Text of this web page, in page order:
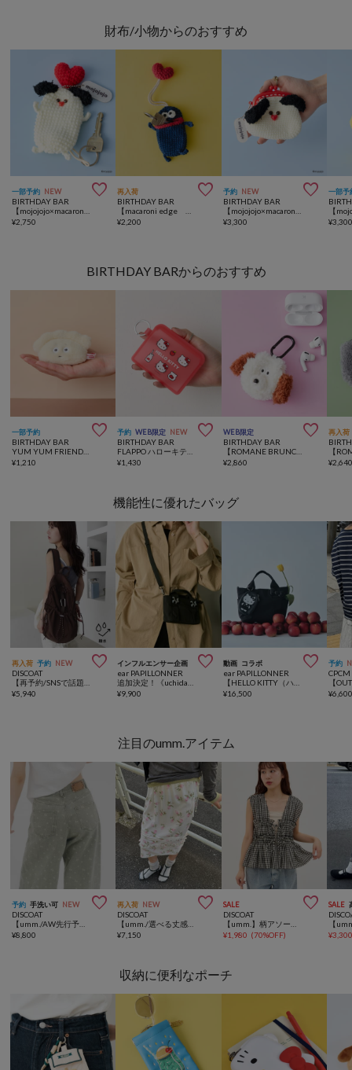
財布/小物からのおすすめ
一部予約 NEW 
BIRTHDAY BAR
¥2,750
再入荷 
BIRTHDAY BAR
¥2,200
予約 NEW 
BIRTHDAY BAR
¥3,300
一部予
¥
BIRTHDAY BARからのおすすめ
一部予約 
BIRTHDAY BAR
¥1,210
予約 WEB限定 NEW 
BIRTHDAY BAR
¥1,430
WEB限定 
BIRTHDAY BAR
【ROMANE BRUNCH BROTHER】AirPodsPro用ポーチ
¥2,860
再入荷
¥
機能性に優れたバッグ
再入荷 予約 NEW 
DISCOAT
【再予約/SNSで話題！/撥水/軽量】シアーリップバックパック
¥5,940
インフルエンサー企画 
ear PAPILLONNER
追加決定！《uchida企画》ミニ樹脂パーツトートバッグ
¥9,900
動画 コラボ 
ear PAPILLONNER
【HELLO KITTY（ハローキティ）×ear】コラボ樹脂パーツトートバッグSサイズ《撥水》
¥16,500
予約
CPCM
¥
注目のumm.アイテム
予約 手洗い可 NEW 
DISCOAT
¥8,800
再入荷 NEW 
DISCOAT
¥7,150
SALE 
DISCOAT
¥1,980 (70%OFF)
SALE
¥
収納に便利なポーチ